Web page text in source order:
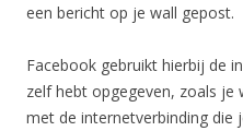
een bericht op je wall gepost.
Facebook gebruikt hierbij de
zelf hebt opgegeven, zoals
met de internetverbinding die